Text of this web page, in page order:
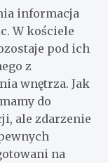
informacja
W kościele
pod ich
z
wnętrza. Jak
do
ale zdarzenie
na